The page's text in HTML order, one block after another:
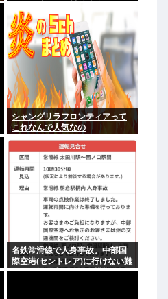
シャングリラフロンティアって
これなんで人気なの
名鉄常滑線で人身事故。中部国
際空港(セントレア)に行けない難
民が多数発生している模様